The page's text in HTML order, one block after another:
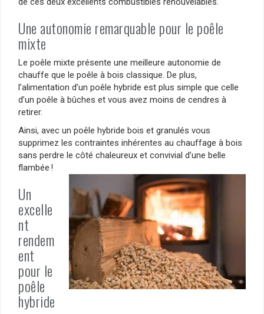
Une autonomie remarquable pour le poêle
mixte
Le poêle mixte présente une meilleure autonomie de
chauffe que le poêle à bois classique. De plus,
l’alimentation d’un poêle hybride est plus simple que celle
d’un poêle à bûches et vous avez moins de cendres à
retirer.
Ainsi, avec un poêle hybride bois et granulés vous
supprimez les contraintes inhérentes au chauffage à bois
sans perdre le côté chaleureux et convivial d’une belle
flambée !
Un
excelle
nt
rendem
ent
pour le
poêle
hybride